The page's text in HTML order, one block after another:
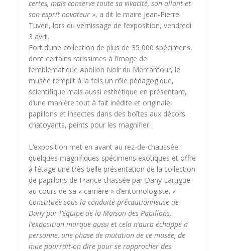
certes, mais conserve toute sa vivacité, son allant et
son esprit novateur », a dit le maire Jean-Pierre
Tuveri, lors du vernissage de l’exposition, vendredi
3 avril.
Fort d’une collection de plus de 35 000 spécimens,
dont certains rarissimes à l’image de
l’emblématique Apollon Noir du Mercantour, le
musée remplit à la fois un rôle pédagogique,
scientifique mais aussi esthétique en présentant,
d’une manière tout à fait inédite et originale,
papillons et insectes dans des boîtes aux décors
chatoyants, peints pour les magnifier.
L’exposition met en avant au rez-de-chaussée
quelques magnifiques spécimens exotiques et offre
à l’étage une très belle présentation de la collection
de papillons de France chassée par Dany Lartigue
au cours de sa « carrière » d’entomologiste. «
Constituée sous la conduite précautionneuse de
Dany par l’équipe de la Maison des Papillons,
l’exposition marque aussi et cela n’aura échappé à
personne, une phase de mutation de ce musée, de
mue pourrait-on dire pour se rapprocher des